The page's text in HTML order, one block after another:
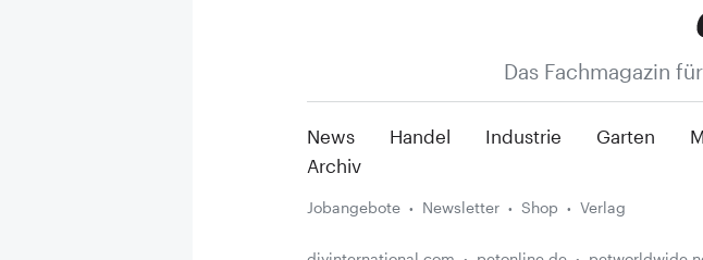
Das Fachmagazin
News Handel Industrie Garten
Archiv
Jobangebote Newsletter Shop Verlag